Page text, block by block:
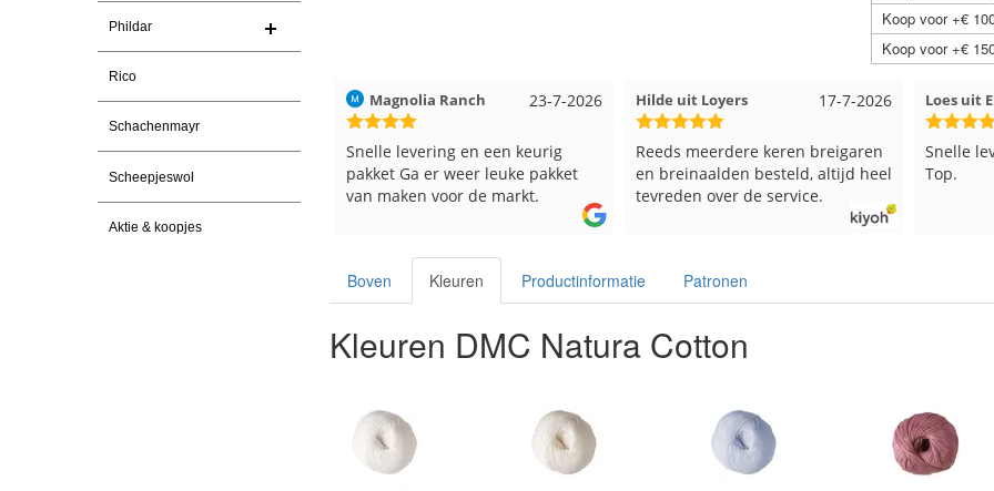
Phildar
Rico
Schachenmayr
Scheepjeswol
Aktie & koopjes
Koop voor +€
Koop voor +€
30-7-2026
Christel Vanderlinden
levering. En prima garen
23-7-2026
Magnolia Ranch
Snelle levering en een keurig
pakket Ga er weer leuke pakket
van maken voor de markt.
17-7-2026
Hilde uit Loyers
Reeds meerdere keren breigaren
en breinaalden besteld, altijd heel
tevreden over de service.
Loes uit
Snelle levering
Top.
Boven Kleuren Productinformatie Patronen
Kleuren DMC Natura Cotton